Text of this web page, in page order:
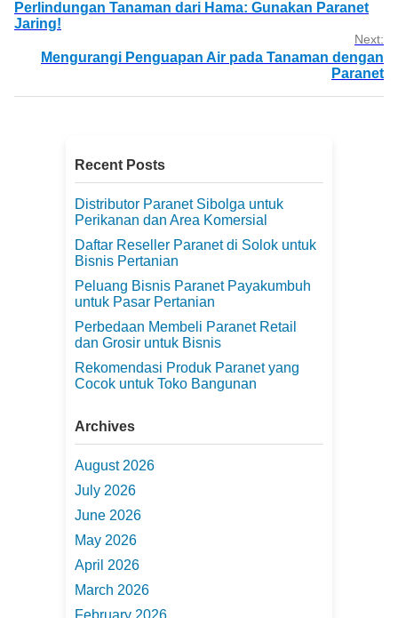
Perlindungan Tanaman dari Hama: Gunakan Paranet
Jaring!
Next:
Mengurangi Penguapan Air pada Tanaman dengan
Paranet
Recent Posts
Distributor Paranet Sibolga untuk
Perikanan dan Area Komersial
Daftar Reseller Paranet di Solok untuk
Bisnis Pertanian
Peluang Bisnis Paranet Payakumbuh
untuk Pasar Pertanian
Perbedaan Membeli Paranet Retail
dan Grosir untuk Bisnis
Rekomendasi Produk Paranet yang
Cocok untuk Toko Bangunan
Archives
August 2026
July 2026
June 2026
May 2026
April 2026
March 2026
February 2026